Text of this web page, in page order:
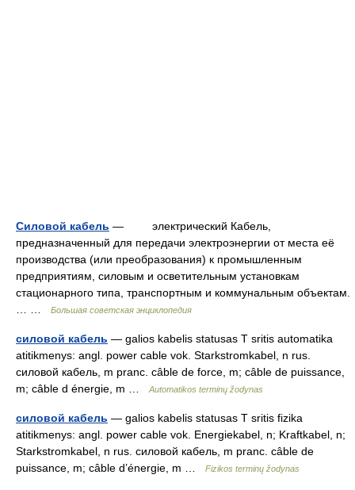
Силовой кабель — электрический Кабель,
предназначенный для передачи электроэнергии от места её
производства (или преобразования) к промышленным
предприятиям, силовым и осветительным установкам
стационарного типа, транспортным и коммунальным объектам.
Большая советская энциклопедия
силовой кабель — galios kabelis statusas T sritis automatika
atitikmenys: angl. power cable vok. Starkstromkabel, n rus.
силовой кабель, m pranc. câble de force, m; câble de puissance,
m; câble d énergie, m …
Automatikos terminų žodynas
силовой кабель — galios kabelis statusas T sritis fizika
atitikmenys: angl. power cable vok. Energiekabel, n; Kraftkabel, n;
Starkstromkabel, n rus. силовой кабель, m pranc. câble de
puissance, m; câble d’énergie, m …
Fizikos terminų žodynas